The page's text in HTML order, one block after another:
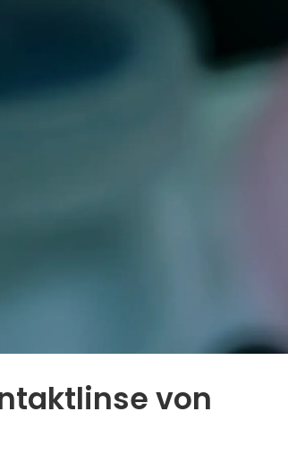
von
Bestandskunden-Events